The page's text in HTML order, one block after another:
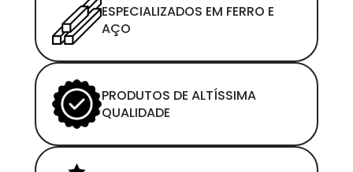
ESPECIALIZADOS EM FERRO E
AÇO
PRODUTOS DE ALTÍSSIMA
QUALIDADE